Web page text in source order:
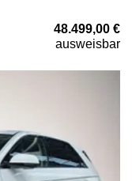
48.499,00 €
ausweisbar